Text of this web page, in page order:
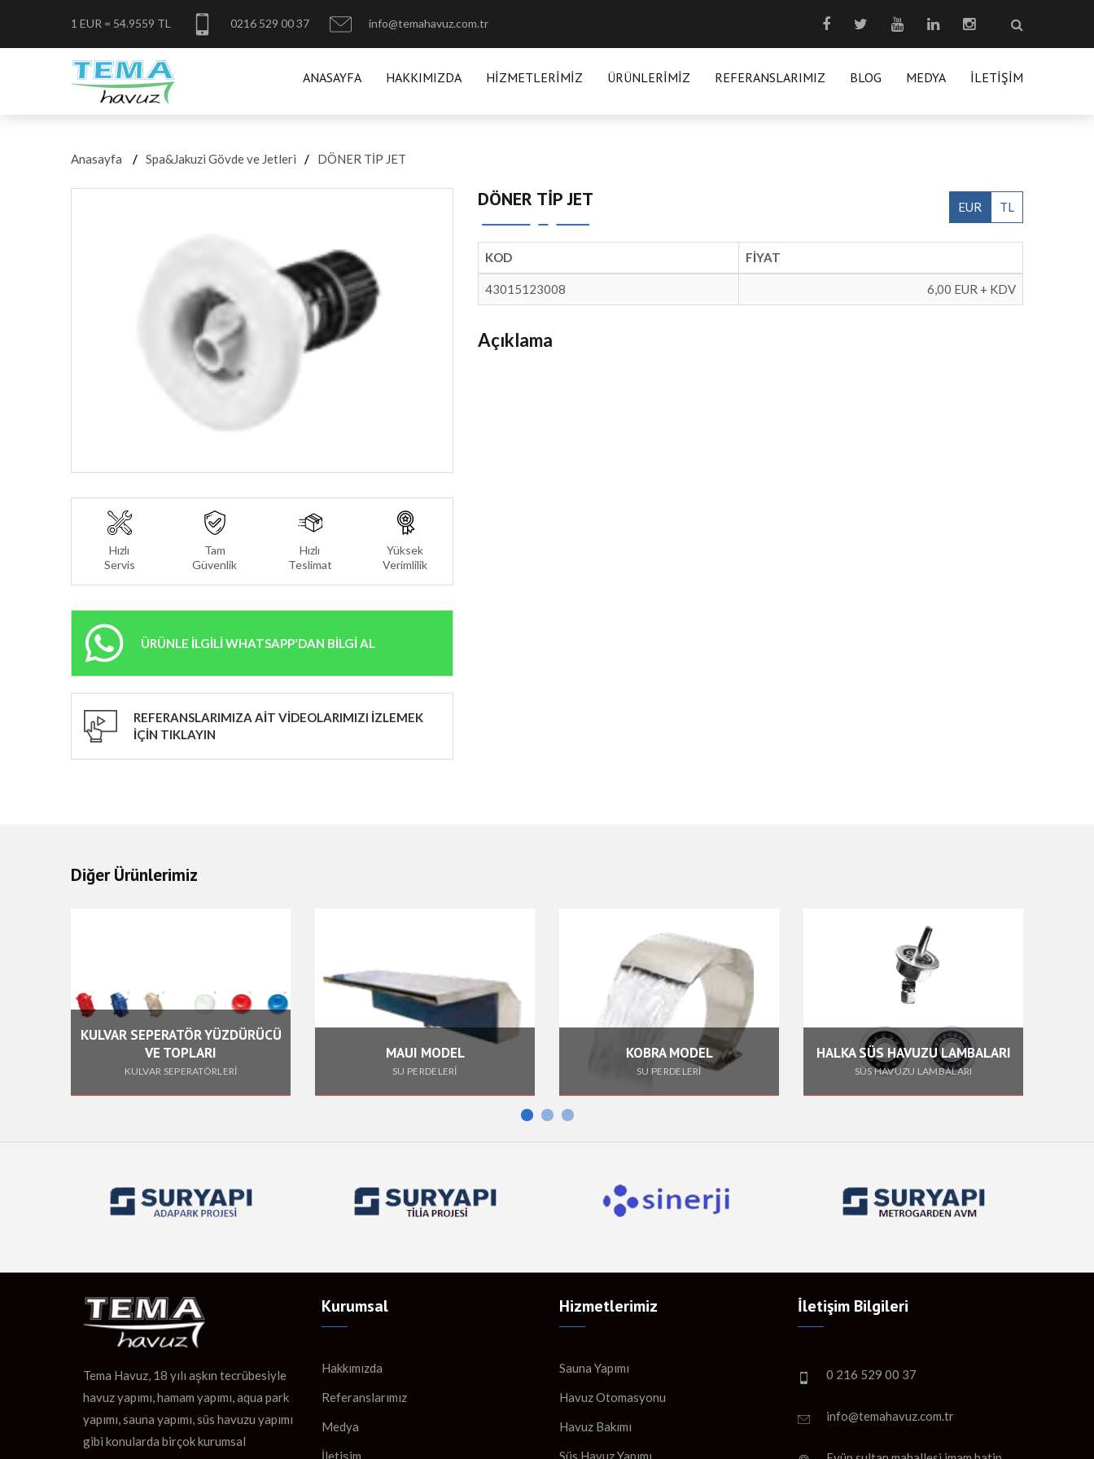
1 EUR = 54.9559 TL 0216 529 00 37 info@temahavuz.com.tr
ANASAYFA HAKKIMIZDA HIZMETLERIMIZ ÜRÜNLERIMIZ REFERANSLARIMIZ BLOG MEDYA İLETIŞIM
Anasayfa Spa&Jakuzi Gövde ve Jetleri DÖNER TİP JET
Hızlı
Servis
Tam
Güvenlik
Hızlı
Teslimat
Yüksek
Verimlilik
ÜRÜNLE İLGİLİ WHATSAPP'DAN BİLGİ AL
REFERANSLARIMIZA AİT VİDEOLARIMIZI İZLEMEK
İÇİN TIKLAYIN
DÖNER TİP JET EUR TL
KOD FİYAT
43015123008 6,00 EUR + KDV
Açıklama
Diğer Ürünlerimiz
KULVAR SEPERATÖR YÜZDÜRÜCÜ
VE TOPLARI
KULVAR SEPERATÖRLERİ
MAUI MODEL
SU PERDELERİ
KOBRA MODEL
SU PERDELERİ
HALKA SÜS HAVUZU LAMBALARI
SÜS HAVUZU LAMBALARI
Tema Havuz, 18 yılı aşkın tecrübesiyle
havuz yapımı, hamam yapımı, aqua park
yapımı, sauna yapımı, süs havuzu yapımı
gibi konularda birçok kurumsal
Kurumsal
Hakkımızda
Referanslarımız
Medya
İletişim
Hizmetlerimiz
Sauna Yapımı
Havuz Otomasyonu
Havuz Bakımı
Süs Havuz Yapımı
İletişim Bilgileri
0 216 529 00 37
info@temahavuz.com.tr